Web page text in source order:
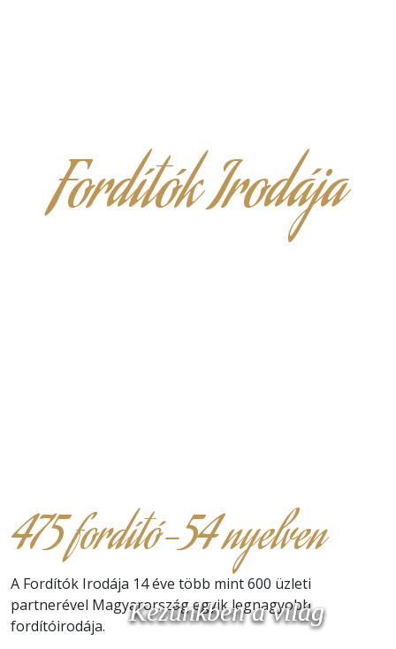
Kezünkben a világ
Kezünkben a világ
Kezünkben a világ
Fordítók Irodája
475 fordító-54 nyelven
A Fordítók Irodája 14 éve több mint 600 üzleti
partnerével Magyarország egyik legnagyobb
fordítóirodája.